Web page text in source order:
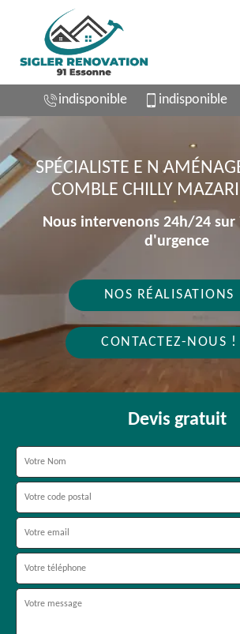
indisponible indisponible
SPÉCIALISTE E N
COMBLE CHILLY
Nous intervenons 24h/24 sur
d'urgence
NOS RÉALISATIONS
CONTACTEZ-NOUS !
Devis gratuit